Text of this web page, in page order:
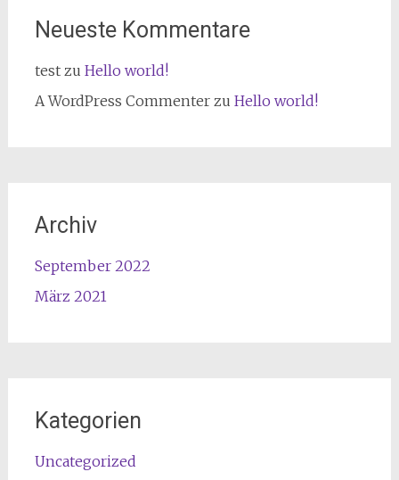
Neueste Kommentare
testzu Hello world!
A WordPress Commenterzu Hello world!
Archiv
September 2022
März 2021
Kategorien
Uncategorized